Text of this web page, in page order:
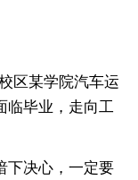
区某学院汽车运
临毕业，走向工
下决心，一定要